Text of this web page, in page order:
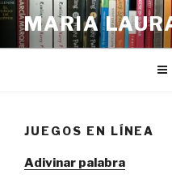
Skip
content
MARIA
JUEGOS EN LÍNEA
Adivinar palabra